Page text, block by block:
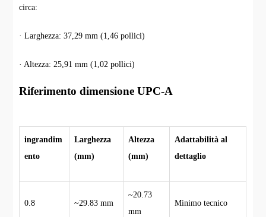
circa:
· Larghezza: 37,29 mm (1,46 pollici)
· Altezza: 25,91 mm (1,02 pollici)
Riferimento dimensione UPC-A
ingrandim
ento
Larghezza
(mm)
Altezza
(mm)
Adattabilità al
dettaglio
0.8 ~29.83 mm
~20.73
mm
Minimo tecnico